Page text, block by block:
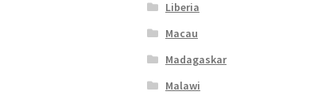
Liberia
Macau
Madagaskar
Malawi